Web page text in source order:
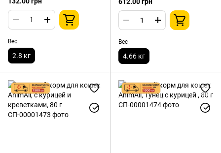
лаванды 2,8 кг
Вес
2.8 кг
комкующийся 4.66кг 10л
Вес
4.66 кг